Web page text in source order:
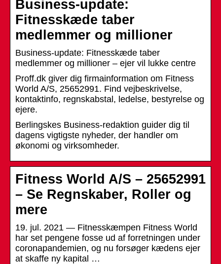
Business-update:
Fitnesskæde taber
medlemmer og millioner
Business-update: Fitnesskæde taber
medlemmer og millioner – ejer vil lukke centre
Proff.dk giver dig firmainformation om Fitness
World A/S, 25652991. Find vejbeskrivelse,
kontaktinfo, regnskabstal, ledelse, bestyrelse og
ejere.
Berlingskes Business-redaktion guider dig til
dagens vigtigste nyheder, der handler om
økonomi og virksomheder.
Fitness World A/S – 25652991
– Se Regnskaber, Roller og
mere
19. jul. 2021 — Fitnesskæmpen Fitness World
har set pengene fosse ud af forretningen under
coronapandemien, og nu forsøger kædens ejer
at skaffe ny kapital …